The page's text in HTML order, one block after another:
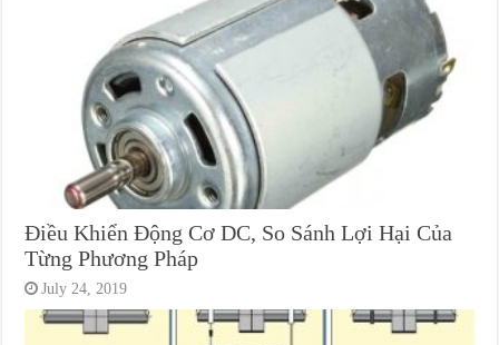
Điều Khiển Động Cơ DC, So Sánh Lợi Hại Của
Từng Phương Pháp
July 24, 2019